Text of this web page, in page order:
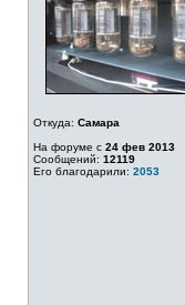
Откуда: Самара
На форуме с 24 фев 2013
Сообщений: 12119
Его благодарили: 2053